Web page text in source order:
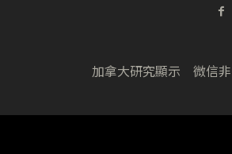
加拿大研究顯示 微信